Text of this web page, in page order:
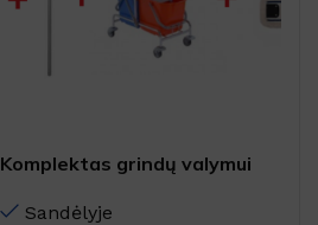
Komplektas grindų valymui
Sandėlyje